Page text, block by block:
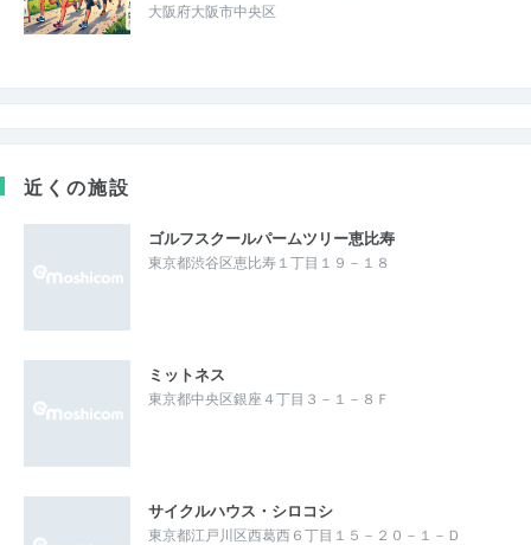
大阪府大阪市中央区
近くの施設
ゴルフスクールパームツリー恵比寿
東京都渋谷区恵比寿１丁目１９－１８
ミットネス
東京都中央区銀座４丁目３－１－８Ｆ
サイクルハウス・シロコシ
東京都江戸川区西葛西６丁目１５－２０－１－Ｄ